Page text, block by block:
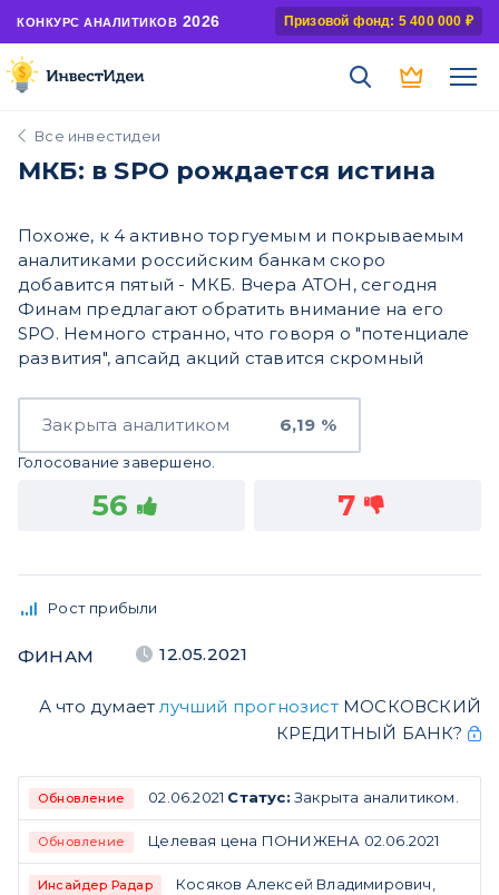
КОНКУРС АНАЛИТИКОВ 2026 Призовой фонд: 5 400 000 ₽
Все инвестидеи
МКБ: в SPO рождается истина
Похоже, к 4 активно торгуемым и покрываемым
аналитиками российским банкам скоро
добавится пятый - МКБ. Вчера АТОН, сегодня
Финам предлагают обратить внимание на его
SPO. Немного странно, что говоря о "потенциале
развития", апсайд акций ставится скромный
Закрыта аналитиком 6,19 %
Голосование завершено.
56 7
Рост прибыли
ФИНАМ 12.05.2021
А что думает лучший прогнозистМОСКОВСКИЙ
КРЕДИТНЫЙ БАНК?
Обновление 02.06.2021 Статус: Закрыта аналитиком.
Обновление Целевая цена ПОНИЖЕНА 02.06.2021
Инсайдер Радар
Косяков Алексей Владимирович,